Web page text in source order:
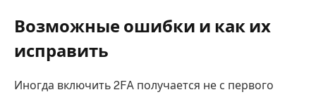
Возможные ошибки и как их
исправить
Иногда включить 2FA получается не с первого